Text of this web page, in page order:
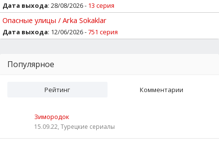
Дата выхода: 28/08/2026 - 13 серия
Опасные улицы / Arka Sokaklar
Дата выхода: 12/06/2026 -751 серия
Популярное
Рейтинг Комментарии
Зимородок
15.09.22, Турецкие сериалы